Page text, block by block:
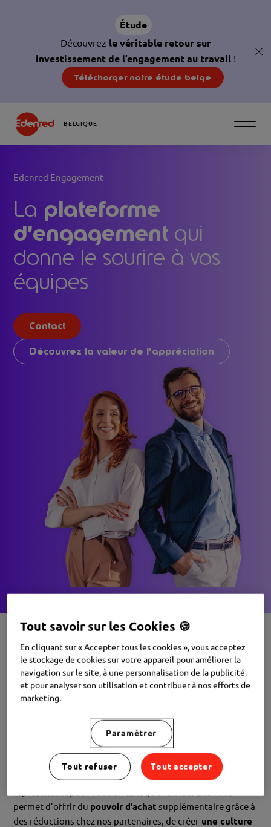
Étude
Découvrez le véritable retour sur
investissement de l’engagement au travail!
Télécharger notre étude belge
BELGIQUE
La plateforme
d’engagement qui
donne le sourire à vos
équipes
Edenred Engagement
Contact
Découvrez la valeur de l'appréciation
Motivezvos équipes en
répondant à leurs besoins
Edenred Engagement est la solution tout-en-un qui
centralise vos solutions RH pour
engagervos
collaborateurs tout en leur prouvant lavaleurqu’ils
permet d’offrir du pouvoir d’achat supplémentaire grâce à
des réductions chez nos partenaires, de créer une culture
Tout savoir sur les Cookies 🍪
En cliquant sur « Accepter tous les cookies », vous acceptez
le stockage de cookies sur votre appareil pour améliorer la
navigation sur le site, à une personnalisation de la publicité,
et pour analyser son utilisation et contribuer à nos efforts de
marketing.
Paramètrer
Tout refuser Tout accepter